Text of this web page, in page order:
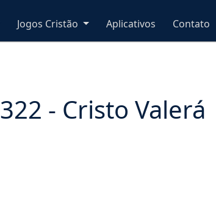
Jogos Cristão Aplicativos Contato
322 - Cristo Valerá